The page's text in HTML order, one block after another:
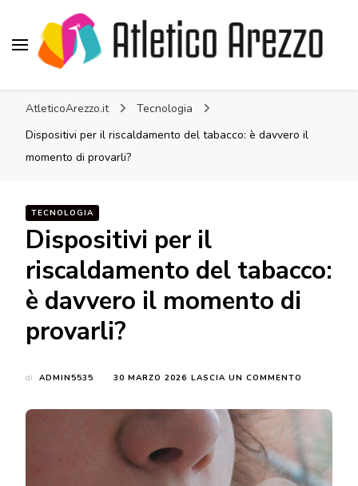
AtleticoArezzo.it
Tecnologia
Dispositivi per il riscaldamento del tabacco: è davvero il
momento di provarli?
TECNOLOGIA
Dispositivi per il
riscaldamento del tabacco:
è davvero il momento di
provarli?
di ADMIN5535 30 MARZO 2026 LASCIA UN COMMENTO
TABACCO:
È